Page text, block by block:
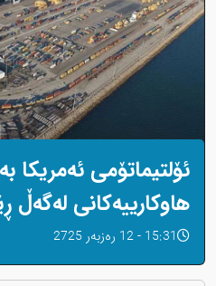
ئۆلتیماتۆمی ئەمریکا
هاوکارییەکانی لەگەڵ
15:31 - 12 رەزبەر 2725